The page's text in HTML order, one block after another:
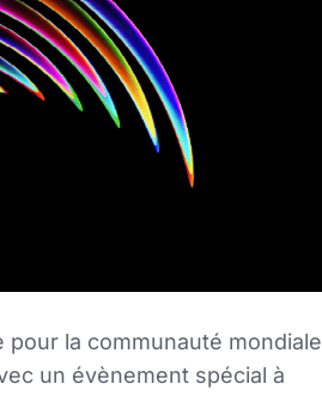
la communauté mondiale
un évènement spécial à